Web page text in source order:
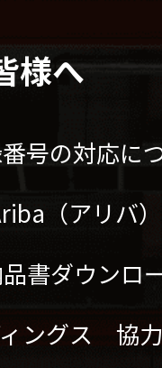
様へ
号の対応に
（アリバ
書ダウンロ
ングス 協